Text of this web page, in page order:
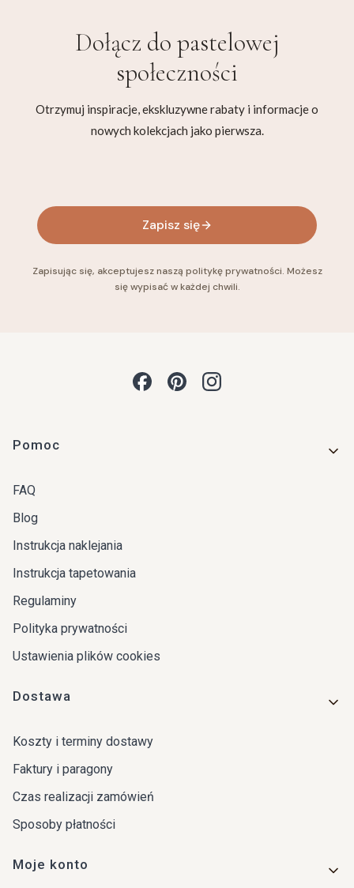
Dołącz do pastelowej
społeczności
Otrzymuj inspiracje, ekskluzywne rabaty i informacje o
nowych kolekcjach jako pierwsza.
Zapisz się
Zapisując się, akceptujesz naszą politykę prywatności. Możesz
się wypisać w każdej chwili.
Linki w stopce
Pomoc
FAQ
Blog
Instrukcja naklejania
Instrukcja tapetowania
Regulaminy
Polityka prywatności
Ustawienia plików cookies
Dostawa
Koszty i terminy dostawy
Faktury i paragony
Czas realizacji zamówień
Sposoby płatności
Moje konto